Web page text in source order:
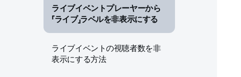
ライブイベントプレーヤーから
「ライブ」ラベルを非表示にする
ライブイベントの視聴者数を非
表示にする方法